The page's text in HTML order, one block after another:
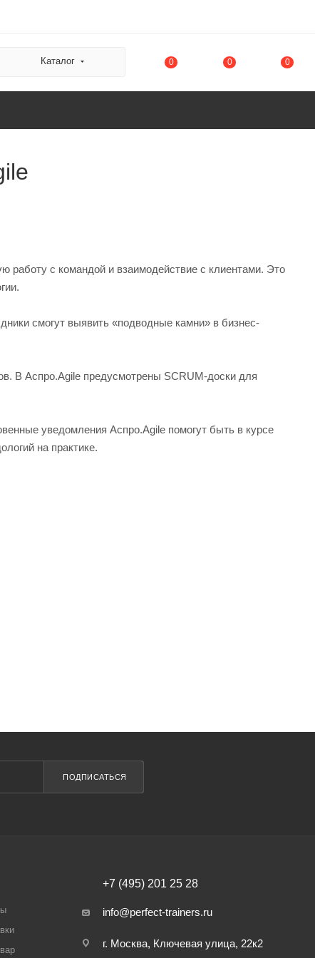
Каталог 0 0 0
работу с командой и взаимодействие с клиентами. Это
смогут выявить «подводные камни» в бизнес-
В Аспро.Agile предусмотрены SCRUM-доски для
уведомления Аспро.Agile помогут быть в курсе
на практике.
ПОДПИСАТЬСЯ
+7 (495) 201 25 28
info@perfect-trainers.ru
г. Москва, Ключевая улица, 22к2